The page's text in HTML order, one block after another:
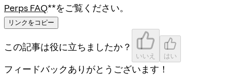
Perps FAQ**をご覧ください。
リンクをコピー
この記事は役に立ちましたか？
いいえ はい
フィードバックありがとうございます！